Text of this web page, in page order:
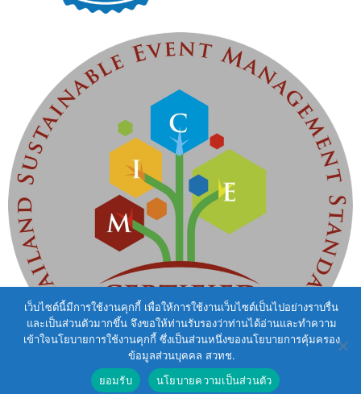
เว็บไซต์นี้มีการใช้งานคุกกี้ เพื่อให้การใช้งานเว็บไซต์เป็นไปอย่างราบรื่น
และเป็นส่วนตัวมากขึ้น จึงขอให้ท่านรับรองว่าท่านได้อ่านและทำความ
เข้าใจนโยบายการใช้งานคุกกี้ ซึ่งเป็นส่วนหนึ่งของนโยบายการคุ้มครอง
ข้อมูลส่วนบุคคล สวทช.
ยอมรับ
นโยบายความเป็นส่วนตัว